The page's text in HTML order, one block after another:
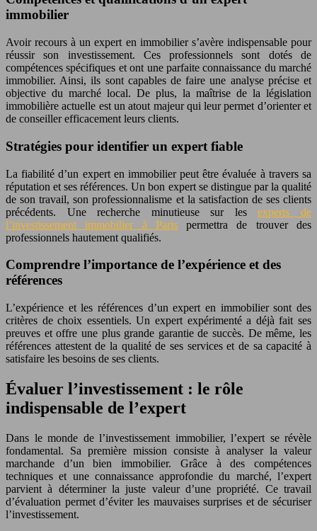
immobilier
Avoir recours à un expert en immobilier s’avère indispensable pour
réussir son investissement. Ces professionnels sont dotés de
compétences spécifiques et ont une parfaite connaissance du marché
immobilier. Ainsi, ils sont capables de faire une analyse précise et
objective du marché local. De plus, la maîtrise de la législation
immobilière actuelle est un atout majeur qui leur permet d’orienter et
de conseiller efficacement leurs clients.
Stratégies pour identifier un expert fiable
La fiabilité d’un expert en immobilier peut être évaluée à travers sa
réputation et ses références. Un bon expert se distingue par la qualité
de son travail, son professionnalisme et la satisfaction de ses clients
précédents. Une recherche minutieuse sur lesexperts de
l’investissement immobilier à Parispermettra de trouver des
professionnels hautement qualifiés.
Comprendre l’importance de l’expérience et des
références
L’expérience et les références d’un expert en immobilier sont des
critères de choix essentiels. Un expert expérimenté a déjà fait ses
preuves et offre une plus grande garantie de succès. De même, les
références attestent de la qualité de ses services et de sa capacité à
satisfaire les besoins de ses clients.
Évaluer l’investissement : le rôle
indispensable de l’expert
Dans le monde de l’investissement immobilier, l’expert se révèle
fondamental. Sa première mission consiste à analyser la valeur
marchande d’un bien immobilier. Grâce à des compétences
techniques et une connaissance approfondie du marché, l’expert
parvient à déterminer la juste valeur d’une propriété. Ce travail
d’évaluation permet d’éviter les mauvaises surprises et de sécuriser
l’investissement.